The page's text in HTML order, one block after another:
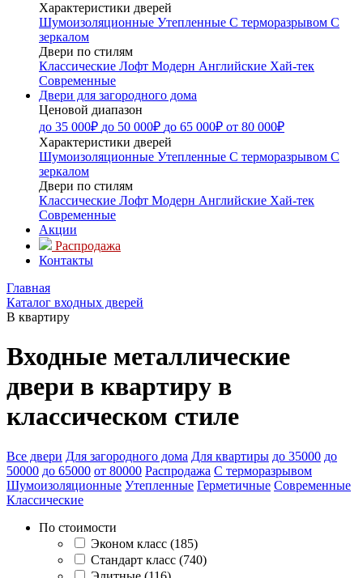
Характеристики дверей
Шумоизоляционные Утепленные С терморазрывом С
зеркалом
Двери по стилям
Классические Лофт Модерн Английские Хай-тек
Современные
Двери для загородного дома
Ценовой диапазон
до 35 000₽ до 50 000₽ до 65 000₽ от 80 000₽
Характеристики дверей
Шумоизоляционные Утепленные С терморазрывом С
зеркалом
Двери по стилям
Классические Лофт Модерн Английские Хай-тек
Современные
Акции
Распродажа
Контакты
Главная
Каталог входных дверей
В квартиру
Входные металлические
двери в квартиру в
классическом стиле
Все двери Для загородного дома Для квартиры до 35000 до
50000 до 65000 от 80000 Распродажа С терморазрывом
Шумоизоляционные Утепленные Герметичные Современные
Классические
По стоимости
Эконом класс (185)
Стандарт класс (740)